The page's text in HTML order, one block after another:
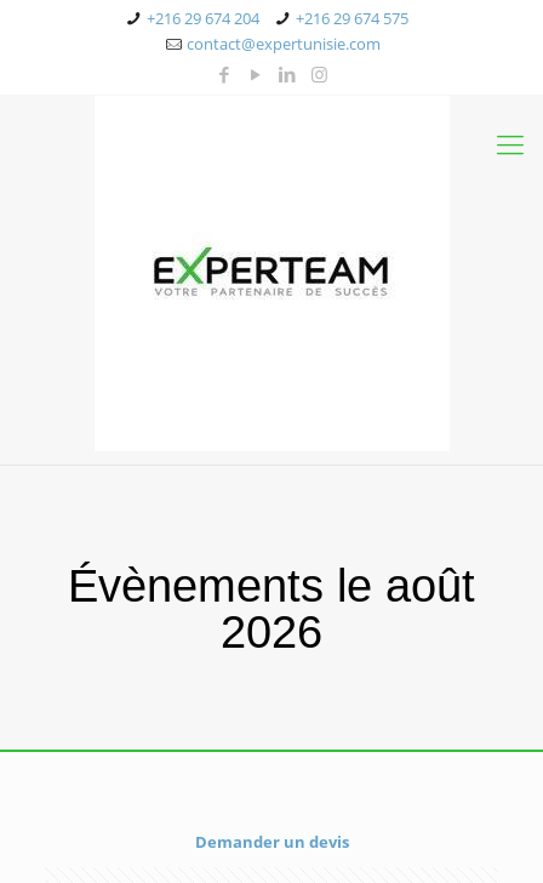
+216 29 674 204
+216 29 674 575
contact@expertunisie.com
Évènements le août
2026
Demander un devis